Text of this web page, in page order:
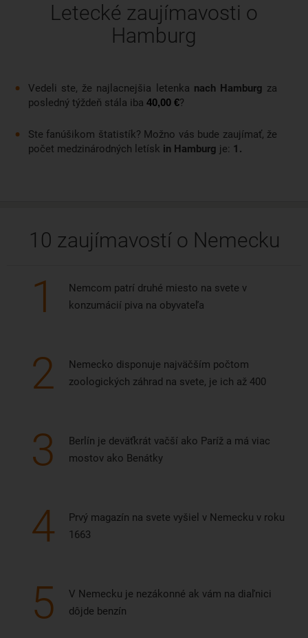
Letecké zaujímavosti o
Hamburg
Vedeli ste, že najlacnejšia letenka nach Hamburg za
posledný týždeň stála iba 40,00 €?
Ste fanúšikom štatistík? Možno vás bude zaujímať, že
počet medzinárodných letísk in Hamburg je: 1.
10 zaujímavostí o Nemecku
1
Nemcom patrí druhé miesto na svete v
konzumácií piva na obyvateľa
2
Nemecko disponuje najväčším počtom
zoologických záhrad na svete, je ich až 400
3
Berlín je deväťkrát vačší ako Paríž a má viac
mostov ako Benátky
4
Prvý magazín na svete vyšiel v Nemecku v roku
1663
5
V Nemecku je nezákonné ak vám na diaľnici
dôjde benzín